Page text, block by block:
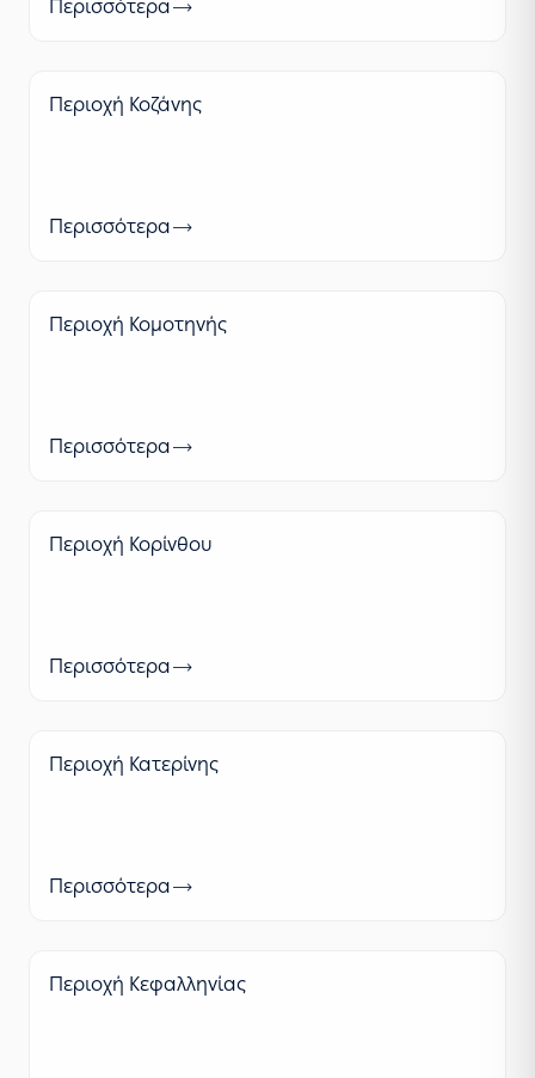
Περισσότερα
Περιοχή Κοζάνης
Περισσότερα
Περιοχή Κομοτηνής
Περισσότερα
Περιοχή Κορίνθου
Περισσότερα
Περιοχή Κατερίνης
Περισσότερα
Περιοχή Κεφαλληνίας